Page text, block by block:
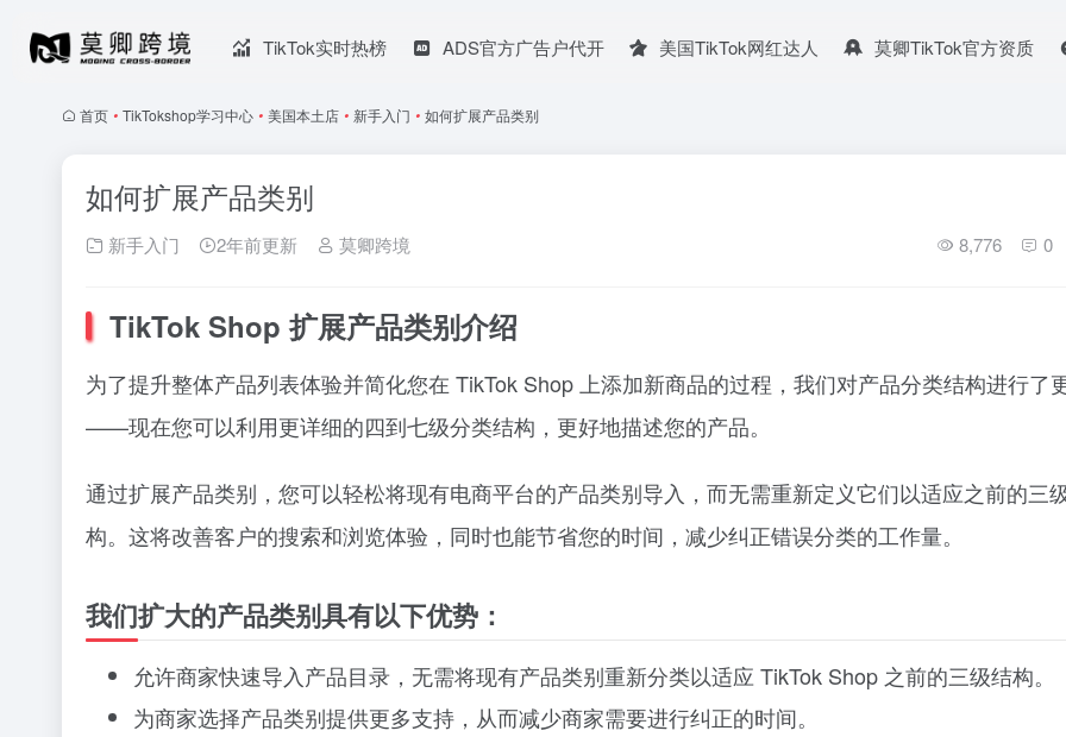
TikTok实时热榜 ADS官方广告户代开 美国TikTok网红达人 莫卿TikTok官方资质
首页 • TikTokshop学习中心 • 美国本土店 • 新手入门 • 如何扩展产品类别
如何扩展产品类别
新手入门 2年前更新 莫卿跨境 8,776 0
TikTok Shop 扩展产品类别介绍
为了提升整体产品列表体验并简化您在 TikTok Shop 上添加新商品的过程，我们对产品分类结构进行了
——现在您可以利用更详细的四到七级分类结构，更好地描述您的产品。
通过扩展产品类别，您可以轻松将现有电商平台的产品类别导入，而无需重新定义它们以适应之前的三
构。这将改善客户的搜索和浏览体验，同时也能节省您的时间，减少纠正错误分类的工作量。
我们扩大的产品类别具有以下优势：
允许商家快速导入产品目录，无需将现有产品类别重新分类以适应 TikTok Shop 之前的三级结构。
为商家选择产品类别提供更多支持，从而减少商家需要进行纠正的时间。